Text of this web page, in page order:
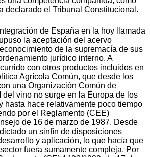
declarado el Tribunal Constitucional.
de España en la hoy llamada
la aceptación del acervo
de la supremacía de sus
jurídico interno. A
con otros productos incluidos en
Agrícola Común, que desde los
una Organización Común de
del vino no surge en la Europa de los
hasta hace relativamente poco tiempo
por el Reglamento (CEE)
de 16 de marzo de 1987. Desde
un sinfín de disposiciones
y aplicación, lo que hacía que
fuera sumamente compleja. Por